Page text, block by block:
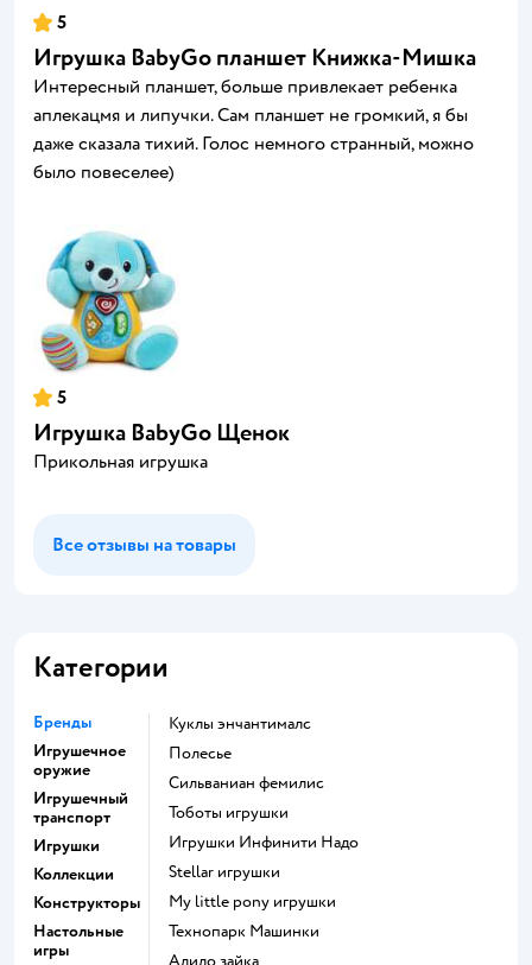
5
Игрушка BabyGo планшет Книжка-Мишка
Интересный планшет, больше привлекает ребенка
аплекацмя и липучки. Сам планшет не громкий, я бы
даже сказала тихий. Голос немного странный, можно
было повеселее)
5
Игрушка BabyGo Щенок
Прикольная игрушка
Все отзывы на товары
Категории
Бренды
Игрушечное
оружие
Игрушечный
транспорт
Игрушки
Коллекции
Конструкторы
Настольные
игры
Куклы энчантималс
Полесье
Сильваниан фемилис
Тоботы игрушки
Игрушки Инфинити Надо
Stellar игрушки
my little pony игрушки
Технопарк Машинки
Алило зайка